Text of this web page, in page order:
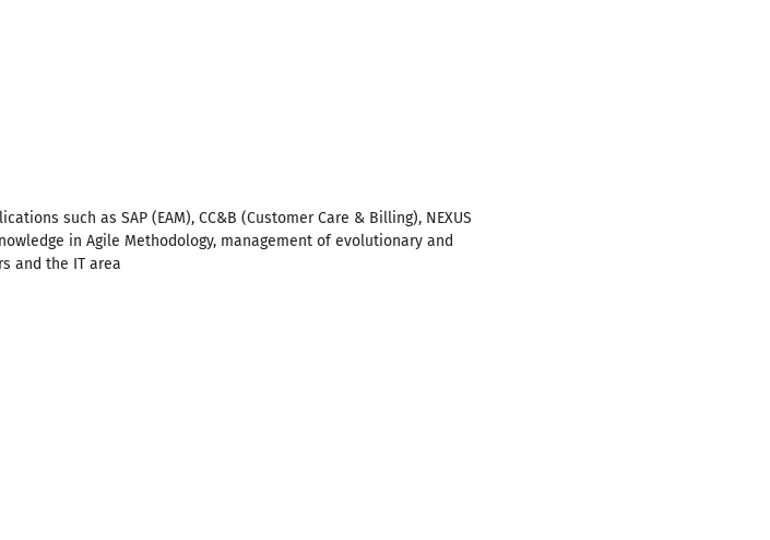
such as SAP (EAM), CC&B (Customer Care & Billing), NEXUS
in Agile Methodology, management of evolutionary and
and the IT area